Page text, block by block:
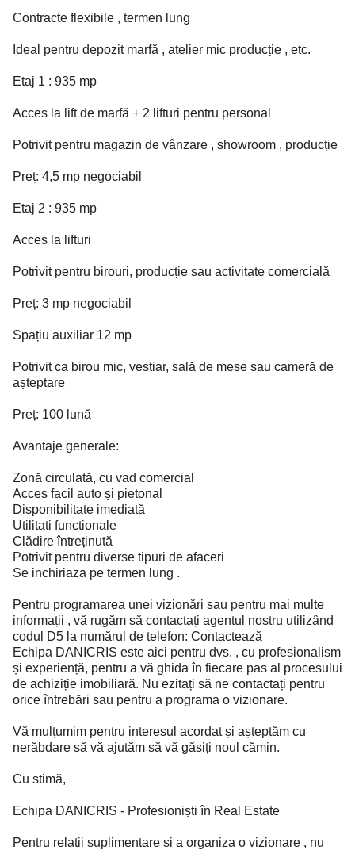
Contracte flexibile , termen lung
Ideal pentru depozit marfă , atelier mic producție , etc.
Etaj 1 : 935 mp
Acces la lift de marfă + 2 lifturi pentru personal
Potrivit pentru magazin de vânzare , showroom , producție
Preț: 4,5 mp negociabil
Etaj 2 : 935 mp
Acces la lifturi
Potrivit pentru birouri, producție sau activitate comercială
Preț: 3 mp negociabil
Spațiu auxiliar 12 mp
Potrivit ca birou mic, vestiar, sală de mese sau cameră de
așteptare
Preț: 100 lună
Avantaje generale:
Zonă circulată, cu vad comercial
Acces facil auto și pietonal
Disponibilitate imediată
Utilitati functionale
Clădire întreținută
Potrivit pentru diverse tipuri de afaceri
Se inchiriaza pe termen lung .
Pentru programarea unei vizionări sau pentru mai multe
informații , vă rugăm să contactați agentul nostru utilizând
codul D5 la numărul de telefon: Contactează
Echipa DANICRIS este aici pentru dvs. , cu profesionalism
și experiență, pentru a vă ghida în fiecare pas al procesului
de achiziție imobiliară. Nu ezitați să ne contactați pentru
orice întrebări sau pentru a programa o vizionare.
Vă mulțumim pentru interesul acordat și așteptăm cu
nerăbdare să vă ajutăm să vă găsiți noul cămin.
Cu stimă,
Echipa DANICRIS - Profesioniști în Real Estate
Pentru relatii suplimentare si a organiza o vizionare , nu